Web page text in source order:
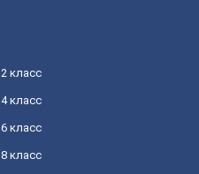
2 класс
4 класс
6 класс
8 класс